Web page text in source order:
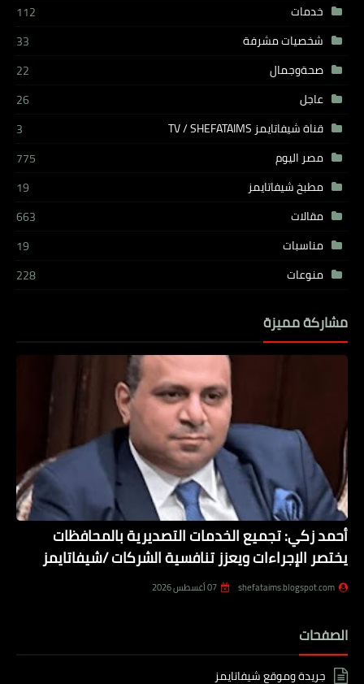
خدمات
112
شخصيات مشرفة
33
صحةوجمال
22
عاجل
26
قناة شيفاتايمز TV / SHEFATAIMS
3
مصر اليوم
775
مطبخ شيفاتايمز
19
مقالات
663
مناسبات
19
منوعات
228
مشاركة مميزة
أحمد زكي: تجميع الخدمات التصديرية بالمحافظات
يختصر الإجراءات ويعزز تنافسية الشركات /شيفاتايمز
shefataims.blogspot.com 07 أغسطس 2026
الصفحات
جريدة وموقع شيفاتايمز